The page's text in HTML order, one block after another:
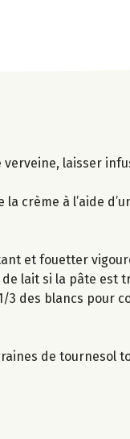
verveine, laisser
crème à l’aide
et fouetter
lait si la pâte est
des blancs pour
de tournesol